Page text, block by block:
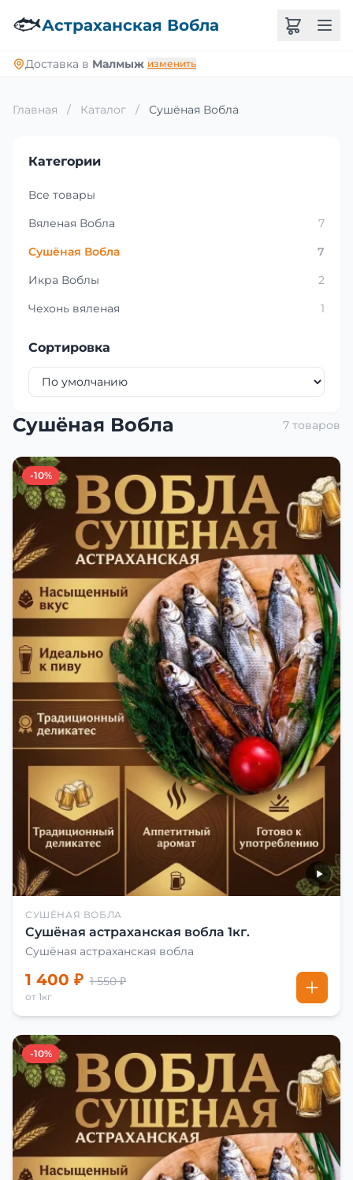
🐟Астраханская Вобла
Доставка в Малмыж изменить
Главная / Каталог / Сушёная Вобла
Категории
Все товары
Вяленая Вобла
7
Сушёная Вобла
7
Икра Воблы
2
Чехонь вяленая
1
Сортировка
Сушёная Вобла 7 товаров
-10%
СУШЁНАЯ ВОБЛА
Сушёная астраханская вобла 1кг.
Сушёная астраханская вобла
1 400 ₽ 1 550 ₽
от 1кг
-10%